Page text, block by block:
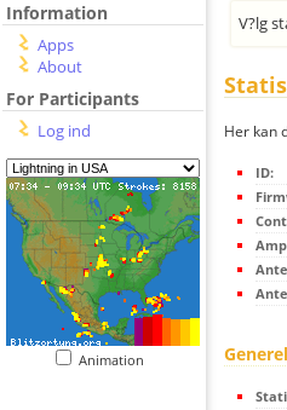
Information
Apps
About
For Participants
Log ind
Animation
V?lg
Her kan
ID: